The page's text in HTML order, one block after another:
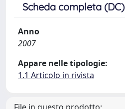
Scheda completa (DC)
Anno
2007
Appare nelle tipologie:
1.1 Articolo in rivista